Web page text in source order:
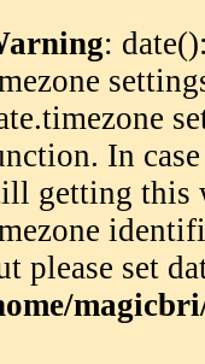
:
In
getting this
please set